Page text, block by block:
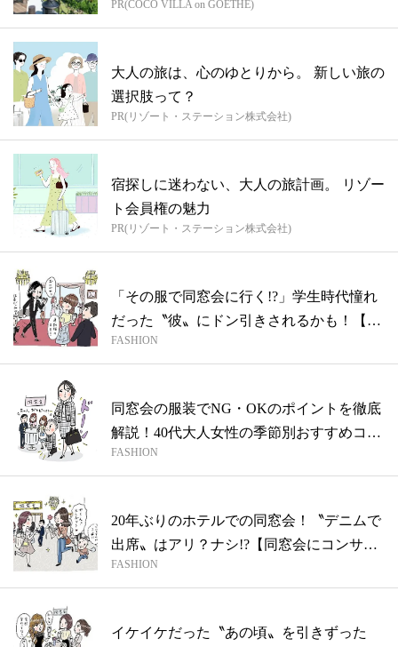
PR(COCO VILLA on GOETHE)
大人の旅は、心のゆとりから。 新しい旅の
選択肢って？
PR(リゾート・ステーション株式会社)
宿探しに迷わない、大人の旅計画。 リゾー
ト会員権の魅力
PR(リゾート・ステーション株式会社)
「その服で同窓会に行く!?」学生時代憧れ
だった〝彼〟にドン引きされるかも！【同
窓...
FASHION
同窓会の服装でNG・OKのポイントを徹底
解説！40代大人女性の季節別おすすめコ
ー...
FASHION
20年ぶりのホテルでの同窓会！〝デニムで
出席〟はアリ？ナシ!?【同窓会にコンサ
婆...
FASHION
イケイケだった〝あの頃〟を引きずった